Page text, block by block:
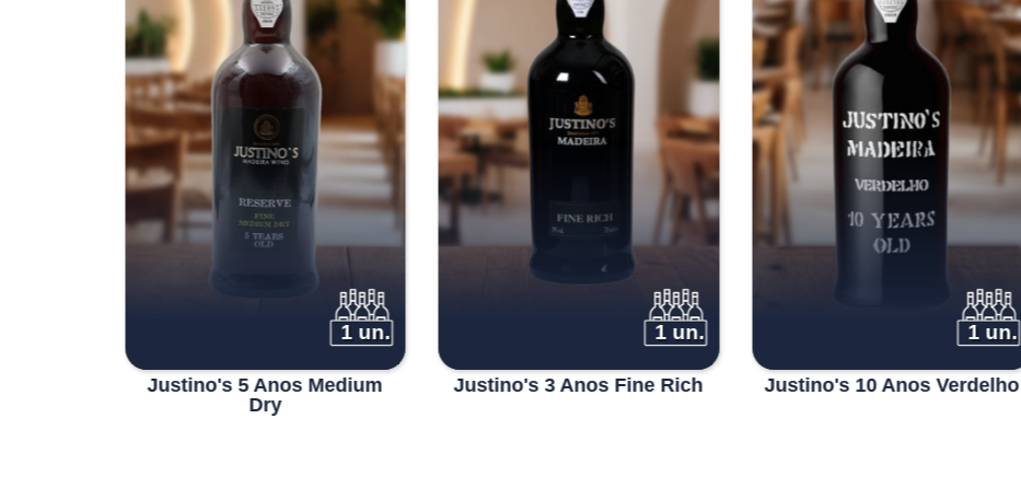
1 un.
Justino's 5 Anos Medium
Dry
1 un.
Justino's 3 Anos Fine Rich
1 un.
Justino's 10 Anos Verdelho